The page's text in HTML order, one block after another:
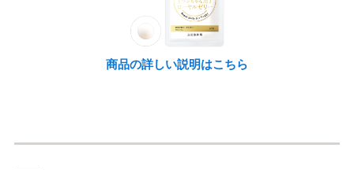
商品の詳しい説明はこちら